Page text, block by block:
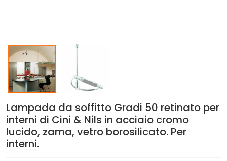
Lampada da soffitto Gradi 50 retinato per
interni di Cini & Nils in acciaio cromo
lucido, zama, vetro borosilicato. Per
interni.